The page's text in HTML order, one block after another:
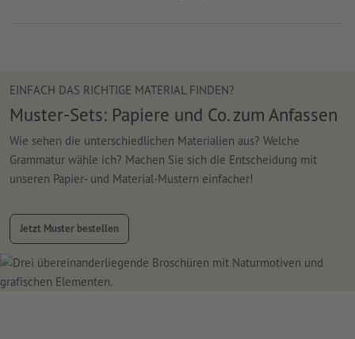
EINFACH DAS RICHTIGE MATERIAL FINDEN?
Muster-Sets: Papiere und Co. zum Anfassen
Wie sehen die unterschiedlichen Materialien aus? Welche
Grammatur wähle ich? Machen Sie sich die Entscheidung mit
unseren Papier- und Material-Mustern einfacher!
Jetzt Muster bestellen